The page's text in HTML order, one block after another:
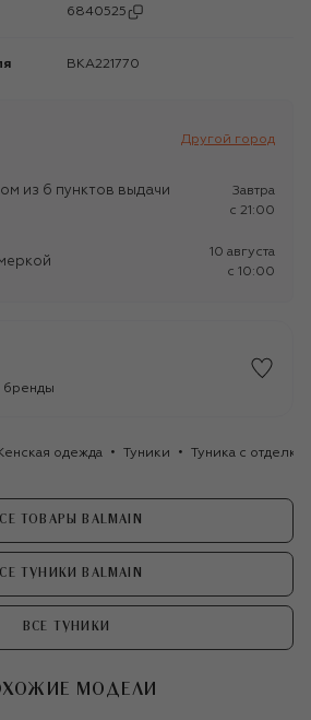
6840525
BKA221770
Другой город
из 6 пунктов выдачи
Завтра
c 21:00
10 августа
c 10:00
бренды
одежда Туники Туника с
ТОВАРЫ BALMAIN
ТУНИКИ BALMAIN
ВСЕ ТУНИКИ
МОДЕЛИ